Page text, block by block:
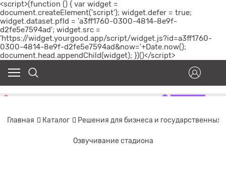
<script>(function () { var widget =
document.createElement('script'); widget.defer = true;
widget.dataset.pfId = 'a3ff1760-0300-4814-8e9f-
d2fe5e7594ad'; widget.src =
'https://widget.yourgood.app/script/widget.js?id=a3ff1760-
0300-4814-8e9f-d2fe5e7594ad&now='+Date.now();
document.head.appendChild(widget); })()</script>
Главная Каталог Решения для бизнеса и государственных
Озвучивание стадиона